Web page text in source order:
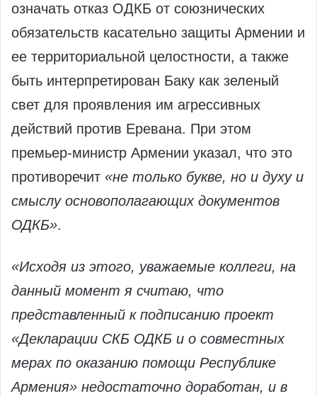
означать отказ ОДКБ от союзнических
обязательств касательно защиты Армении и
ее территориальной целостности, а также
быть интерпретирован Баку как зеленый
свет для проявления им агрессивных
действий против Еревана. При этом
премьер-министр Армении указал, что это
противоречит «не только букве, но и духу и
смыслу основополагающих документов
ОДКБ».
«Исходя из этого, уважаемые коллеги, на
данный момент я считаю, что
представленный к подписанию проект
«Декларации СКБ ОДКБ и о совместных
мерах по оказанию помощи Республике
Армения» недостаточно доработан, и в